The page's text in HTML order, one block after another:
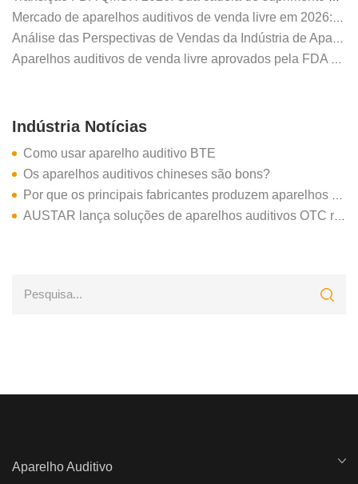
Indústria Notícias
Como usar aparelho auditivo BTE
Os aparelhos auditivos chineses são bons?
Por que os principais fabricantes produzem aparelhos auditivos OTC?
AUSTAR lança soluções de aparelhos auditivos OTC recarregáveis de alta qualidade e fáceis de operar
Aparelho Auditivo